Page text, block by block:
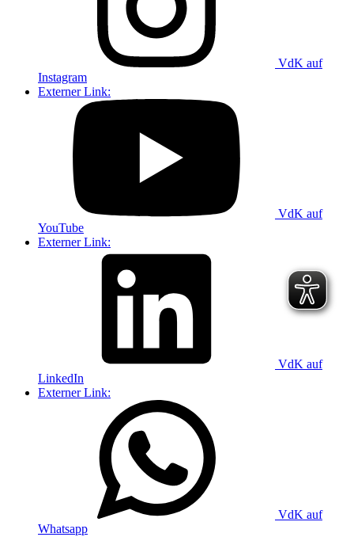
VdK auf
Instagram
Externer Link:
VdK auf
YouTube
Externer Link:
VdK auf
LinkedIn
Externer Link:
VdK auf
Whatsapp